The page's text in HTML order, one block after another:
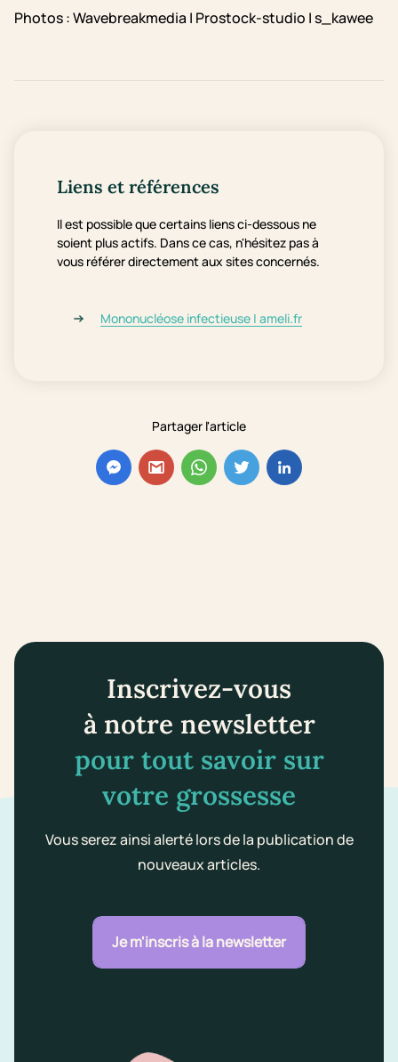
Partager l'article
Photos : Wavebreakmedia | Prostock-studio | s_kawee
Liens et références
Il est possible que certains liens ci-dessous ne
soient plus actifs. Dans ce cas, n'hésitez pas à
vous référer directement aux sites concernés.
Mononucléose infectieuse | ameli.fr
Inscrivez-vous
à notre newsletter
pour tout savoir sur
votre grossesse
Vous serez ainsi alerté lors de la publication de
nouveaux articles.
Je m'inscris à la newsletter